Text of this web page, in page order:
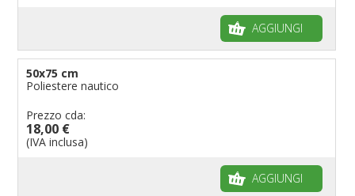
AGGIUNGI
50x75 cm
Poliestere nautico
Prezzo cda:
18,00 €
(IVA inclusa)
AGGIUNGI